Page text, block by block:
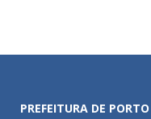
PREFEITURA DE